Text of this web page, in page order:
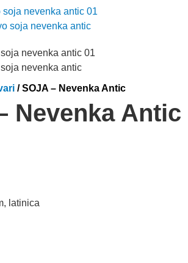
/ SOJA – Nevenka Antic
Nevenka Antic
latinica